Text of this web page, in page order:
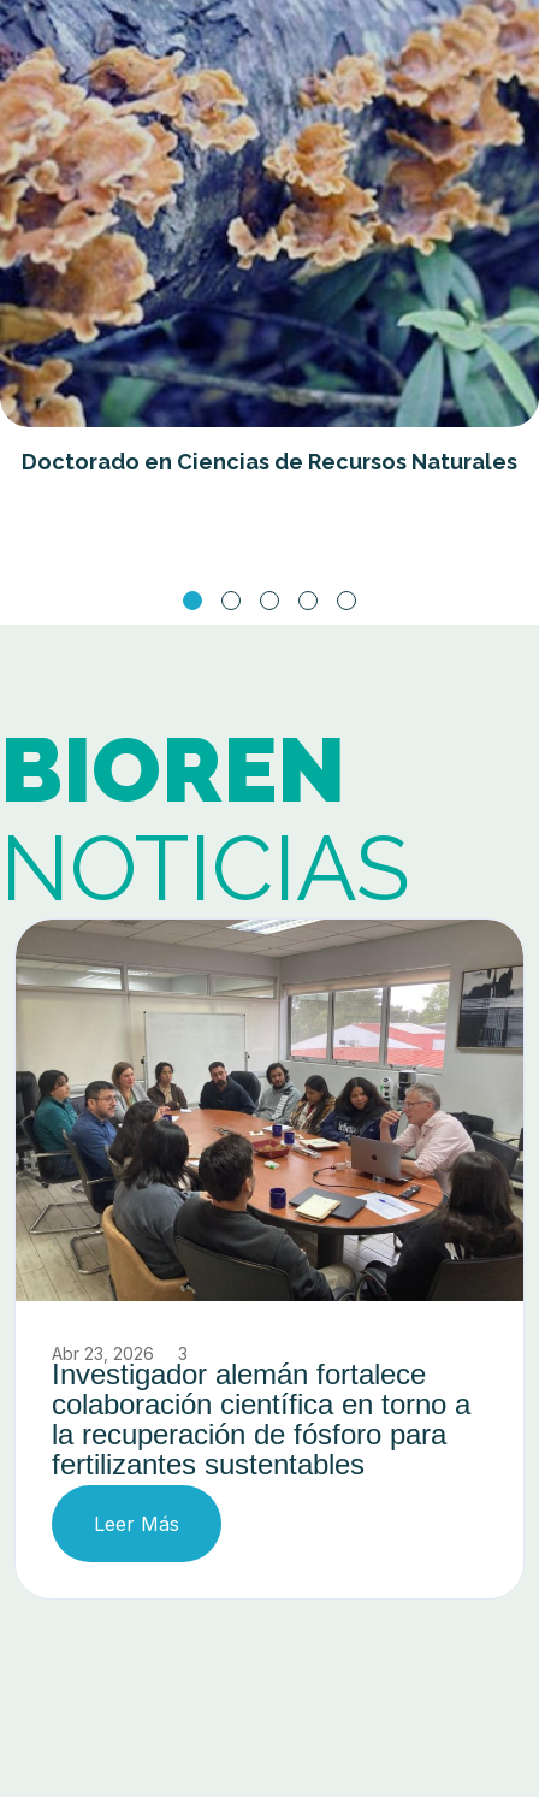
Doctorado en Ciencias de Recursos Naturales
BIOREN
NOTICIAS
Polímeros Funcionales
Leer Más